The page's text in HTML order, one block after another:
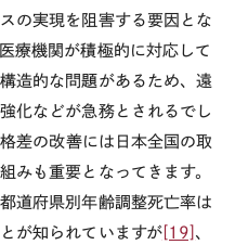
の実現を阻害する要因とな
療機関が積極的に対応して
造的な問題があるため、遠
化などが急務とされるでし
差の改善には日本全国の取
みも重要となってきます。
道府県別年齢調整死亡率は
が知られていますが[19] 、